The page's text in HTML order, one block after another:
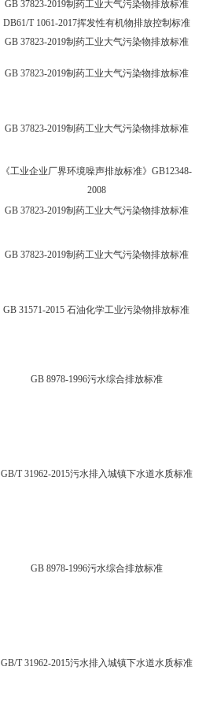
GB 37823-2019制药工业大气污染物排放标准
DB61/T 1061-2017挥发性有机物排放控制标准
GB 37823-2019制药工业大气污染物排放标准
GB 37823-2019制药工业大气污染物排放标准
GB 37823-2019制药工业大气污染物排放标准
《工业企业厂界环境噪声排放标准》GB12348-
2008
GB 37823-2019制药工业大气污染物排放标准
GB 37823-2019制药工业大气污染物排放标准
GB 31571-2015 石油化学工业污染物排放标准
GB 8978-1996污水综合排放标准
GB/T 31962-2015污水排入城镇下水道水质标准
GB 8978-1996污水综合排放标准
GB/T 31962-2015污水排入城镇下水道水质标准